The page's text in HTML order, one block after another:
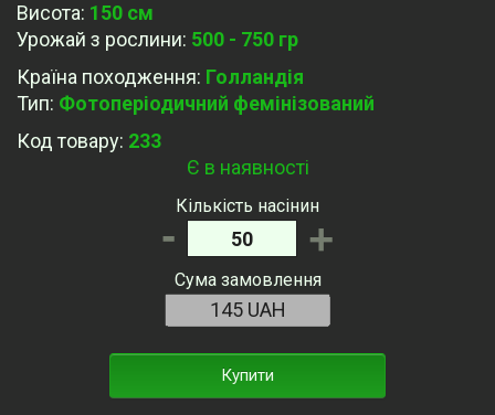
Висота: 150 см
Урожай з рослини: 500 - 750 гр
Країна походження: Голландія
Тип: Фотоперіодичний фемінізований
Код товару: 233
Є в наявності
Кількість насінин
- +
Сума замовлення
Купити